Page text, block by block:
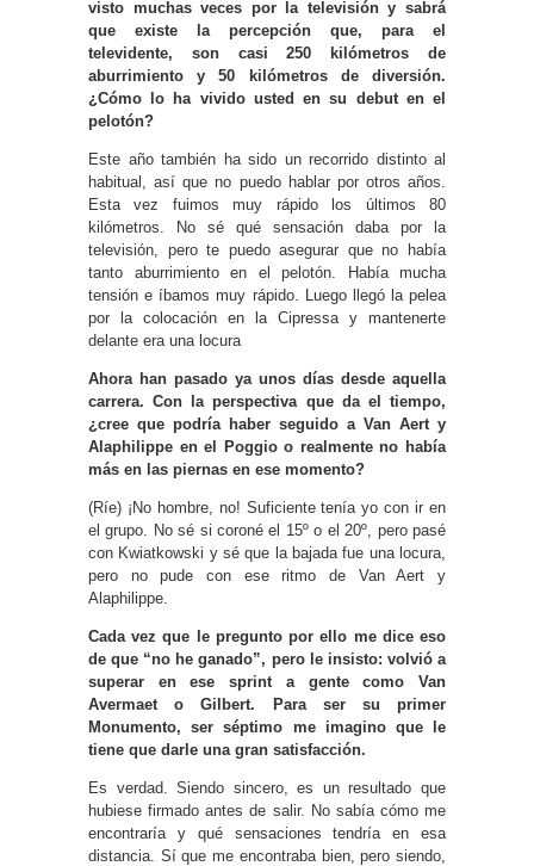
visto muchas veces por la televisión y sabrá
que existe la percepción que, para el
televidente, son casi 250 kilómetros de
aburrimiento y 50 kilómetros de diversión.
¿Cómo lo ha vivido usted en su debut en el
pelotón?
Este año también ha sido un recorrido distinto al
habitual, así que no puedo hablar por otros años.
Esta vez fuimos muy rápido los últimos 80
kilómetros. No sé qué sensación daba por la
televisión, pero te puedo asegurar que no había
tanto aburrimiento en el pelotón. Había mucha
tensión e íbamos muy rápido. Luego llegó la pelea
por la colocación en la Cipressa y mantenerte
delante era una locura
Ahora han pasado ya unos días desde aquella
carrera. Con la perspectiva que da el tiempo,
¿cree que podría haber seguido a Van Aert y
Alaphilippe en el Poggio o realmente no había
más en las piernas en ese momento?
(Ríe) ¡No hombre, no! Suficiente tenía yo con ir en
el grupo. No sé si coroné el 15º o el 20º, pero pasé
con Kwiatkowski y sé que la bajada fue una locura,
pero no pude con ese ritmo de Van Aert y
Alaphilippe.
Cada vez que le pregunto por ello me dice eso
de que “no he ganado”, pero le insisto: volvió a
superar en ese sprint a gente como Van
Avermaet o Gilbert. Para ser su primer
Monumento, ser séptimo me imagino que le
tiene que darle una gran satisfacción.
Es verdad. Siendo sincero, es un resultado que
hubiese firmado antes de salir. No sabía cómo me
encontraría y qué sensaciones tendría en esa
distancia. Sí que me encontraba bien, pero siendo,